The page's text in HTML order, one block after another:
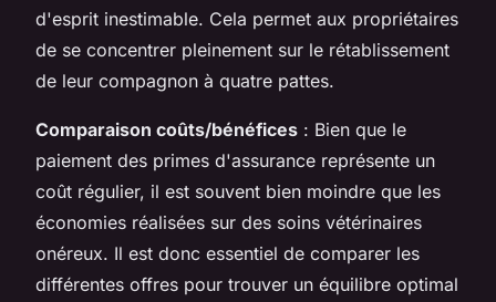
d'esprit inestimable. Cela permet aux propriétaires
de se concentrer pleinement sur le rétablissement
de leur compagnon à quatre pattes.
Comparaison coûts/bénéfices : Bien que le
paiement des primes d'assurance représente un
coût régulier, il est souvent bien moindre que les
économies réalisées sur des soins vétérinaires
onéreux. Il est donc essentiel de comparer les
différentes offres pour trouver un équilibre optimal